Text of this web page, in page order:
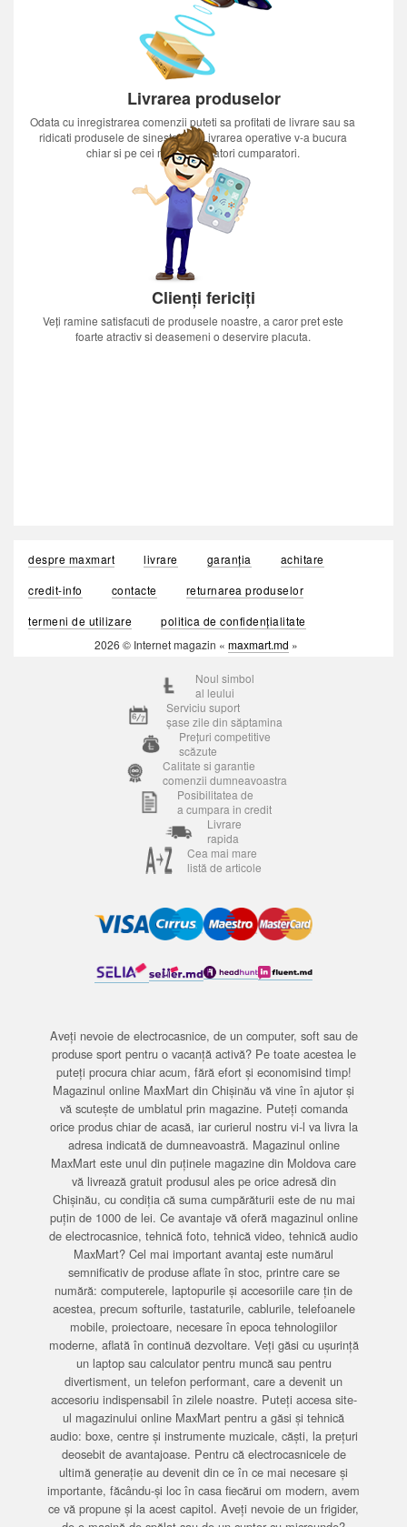
Livrarea produselor
Odata cu inregistrarea comenzii puteti sa profitati de livrare sau sa
ridicati produsele de sinestatator.Livrarea operative v-a bucura
chiar si pe cei mai nerabdatori cumparatori.
Clienți fericiți
Veți ramine satisfacuti de produsele noastre, a caror pret este
foarte atractiv si deasemeni o deservire placuta.
despre maxmart livrare garanția
achitare
credit-info
contacte
returnarea produselor
termeni de utilizare
politica de confidențialitate
2026 © Internet magazin « maxmart.md »
Noul simbol
al leului
Serviciu suport
șase zile din săptamina
Prețuri competitive
scăzute
Calitate si garantie
comenzii dumneavoastra
Posibilitatea de
a cumpara in credit
Livrare
rapida
Cea mai mare
listă de articole
Aveți nevoie de electrocasnice, de un computer, soft sau de
produse sport pentru o vacanță activă? Pe toate acestea le
puteți procura chiar acum, fără efort și economisind timp!
Magazinul online MaxMart din Chișinău vă vine în ajutor și
vă scutește de umblatul prin magazine. Puteți comanda
orice produs chiar de acasă, iar curierul nostru vi-l va livra la
adresa indicată de dumneavoastră. Magazinul online
MaxMart este unul din puținele magazine din Moldova care
vă livrează gratuit produsul ales pe orice adresă din
Chișinău, cu condiția că suma cumpărăturii este de nu mai
puțin de 1000 de lei. Ce avantaje vă oferă magazinul online
de electrocasnice, tehnică foto, tehnică video, tehnică audio
MaxMart? Cel mai important avantaj este numărul
semnificativ de produse aflate în stoc, printre care se
numără: computerele, laptopurile și accesoriile care țin de
acestea, precum softurile, tastaturile, cablurile, telefoanele
mobile, proiectoare, necesare în epoca tehnologiilor
moderne, aflată în continuă dezvoltare. Veți găsi cu ușurință
un laptop sau calculator pentru muncă sau pentru
divertisment, un telefon performant, care a devenit un
accesoriu indispensabil în zilele noastre. Puteți accesa site-
ul magazinului online MaxMart pentru a găsi și tehnică
audio: boxe, centre și instrumente muzicale, căști, la prețuri
deosebit de avantajoase. Pentru că electrocasnicele de
ultimă generație au devenit din ce în ce mai necesare și
importante, făcându-și loc în casa fiecărui om modern, avem
ce vă propune și la acest capitol. Aveți nevoie de un frigider,